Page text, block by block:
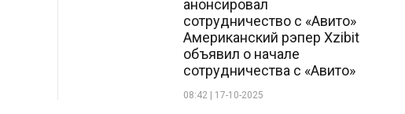
анонсировал
сотрудничество с «Авито»
Американский рэпер Xzibit
объявил о начале
сотрудничества с «Авито»
08:42 | 17-10-2025